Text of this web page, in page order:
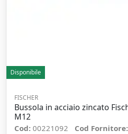
Disponibile
FISCHER
Bussola in acciaio zincato
M12
Cod: 00221092 Cod Fornitore: